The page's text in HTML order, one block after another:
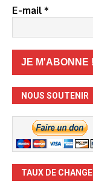
E-mail*
NOUS SOUTENIR
TAUX DE CHANGE